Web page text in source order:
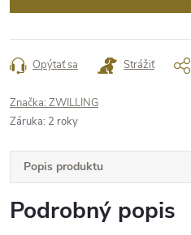
Opýtať sa Strážiť
Značka: ZWILLING
Záruka: 2 roky
Popis produktu
Podrobný popis